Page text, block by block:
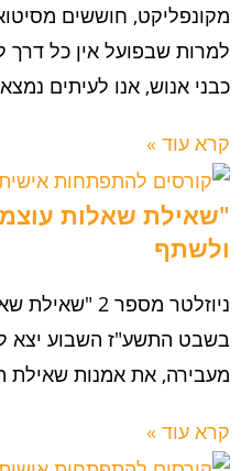
מקונפליקט, חוששים
למרות שבפועל אין כל דרך
כבני אנוש, אנו לעיתים
קרא עוד »
"שאילת שאלות
ולשתף
בשבט התשע"ז השבוע יצא
מעבירה, את אמנות שאילת
קרא עוד »